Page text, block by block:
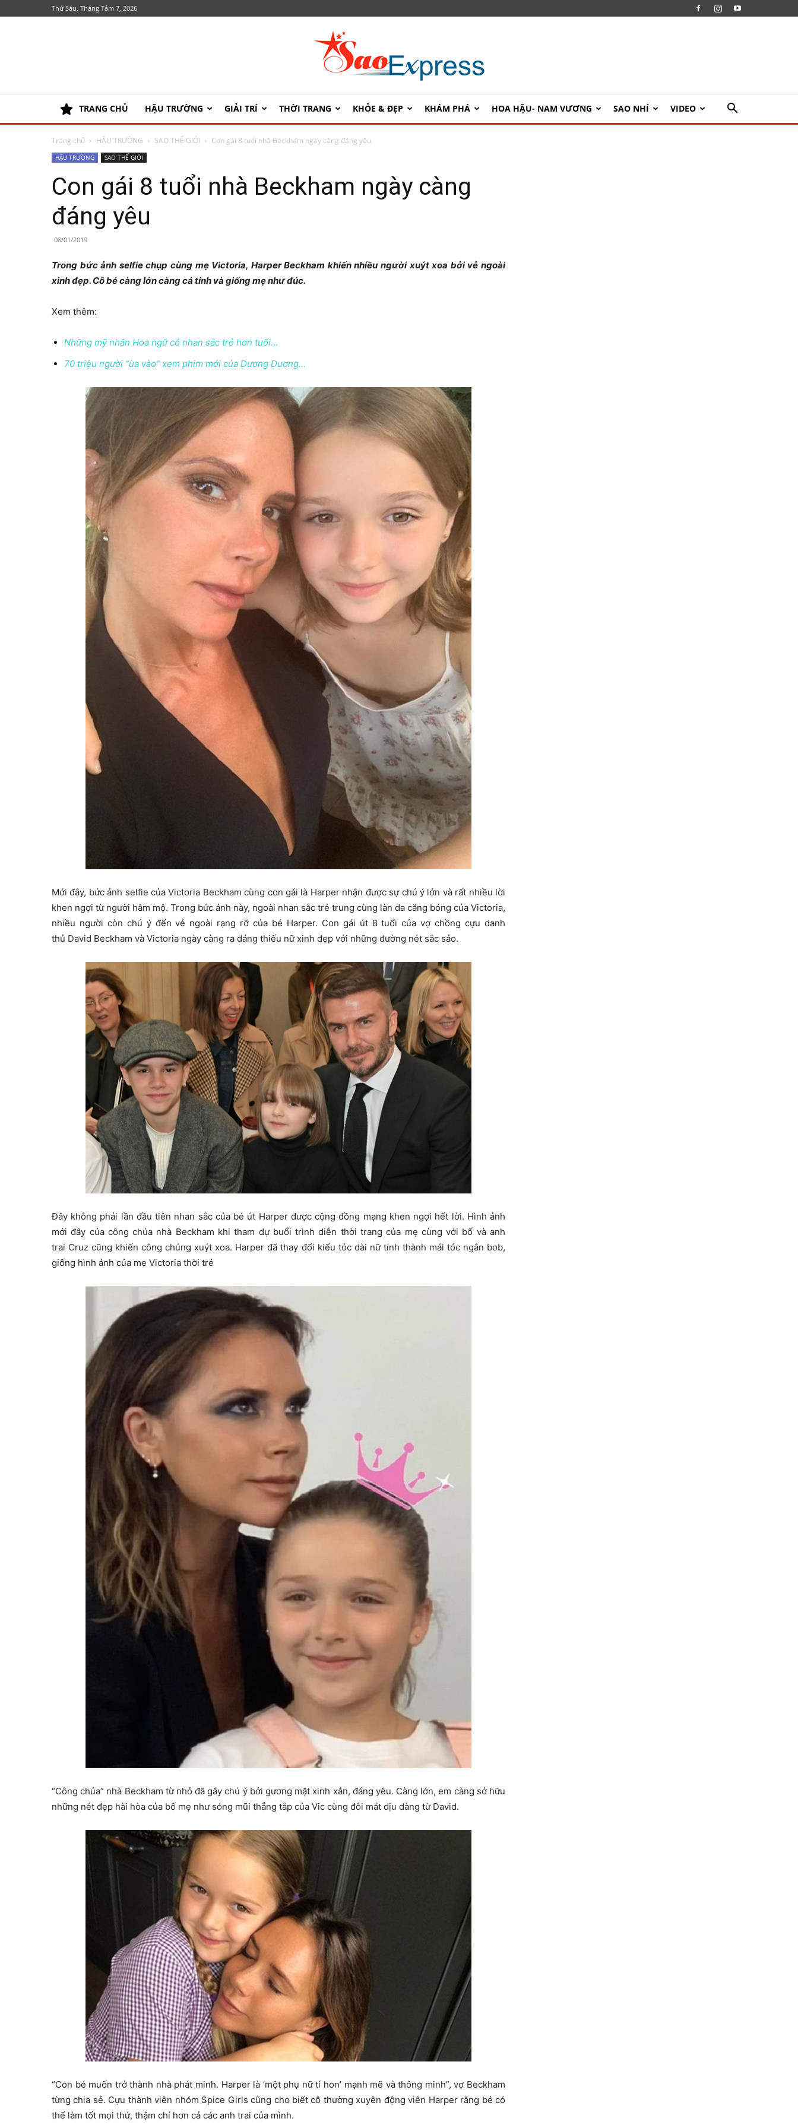
Thứ Sáu, Tháng Tám 7, 2026
SaoExpress
TRANG CHỦ HẬU TRƯỜNG GIẢI TRÍ THỜI TRANG KHỎE & ĐẸP KHÁM PHÁ HOA HẬU- NAM VƯƠNG SAO NHÍ VIDEO
Trang chủ HẬU TRƯỜNG SAO THẾ GIỚI Con gái 8 tuổi nhà Beckham ngày càng đáng yêu
HẬU TRƯỜNG SAO THẾ GIỚI
Con gái 8 tuổi nhà Beckham ngày càng
đáng yêu
08/01/2019
Trong bức ảnh selfie chụp cùng mẹ Victoria, Harper Beckham khiến nhiều người xuýt xoa bởi vẻ ngoài
xinh đẹp. Cô bé càng lớn càng cá tính và giống mẹ như đúc.
Xem thêm:
Những mỹ nhân Hoa ngữ có nhan sắc trẻ hơn tuổi…
70 triệu người “ùa vào” xem phim mới của Dương Dương…
Mới đây, bức ảnh selfie của Victoria Beckham cùng con gái là Harper nhận được sự chú ý lớn và rất nhiều lời
khen ngợi từ người hâm mộ. Trong bức ảnh này, ngoài nhan sắc trẻ trung cùng làn da căng bóng của Victoria,
nhiều người còn chú ý đến vẻ ngoài rạng rỡ của bé Harper. Con gái út 8 tuổi của vợ chồng cựu danh
thủ David Beckham và Victoria ngày càng ra dáng thiếu nữ xinh đẹp với những đường nét sắc sảo.
Đây không phải lần đầu tiên nhan sắc của bé út Harper được cộng đồng mạng khen ngợi hết lời. Hình ảnh
mới đây của công chúa nhà Beckham khi tham dự buổi trình diễn thời trang của mẹ cùng với bố và anh
trai Cruz cũng khiến công chúng xuýt xoa. Harper đã thay đổi kiểu tóc dài nữ tính thành mái tóc ngắn bob,
giống hình ảnh của mẹ Victoria thời trẻ
“Công chúa” nhà Beckham từ nhỏ đã gây chú ý bởi gương mặt xinh xắn, đáng yêu. Càng lớn, em càng sở hữu
những nét đẹp hài hòa của bố mẹ như sóng mũi thẳng tắp của Vic cùng đôi mắt dịu dàng từ David.
“Con bé muốn trở thành nhà phát minh. Harper là ‘một phụ nữ tí hon’ mạnh mẽ và thông minh”, vợ Beckham
từng chia sẻ. Cựu thành viên nhóm Spice Girls cũng cho biết cô thường xuyên động viên Harper rằng bé có
thể làm tốt mọi thứ, thậm chí hơn cả các anh trai của mình.